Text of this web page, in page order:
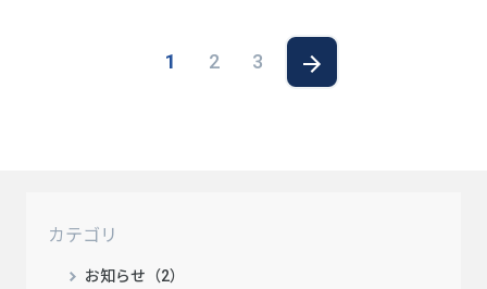
1 2 3
カテゴリ
お知らせ（2）